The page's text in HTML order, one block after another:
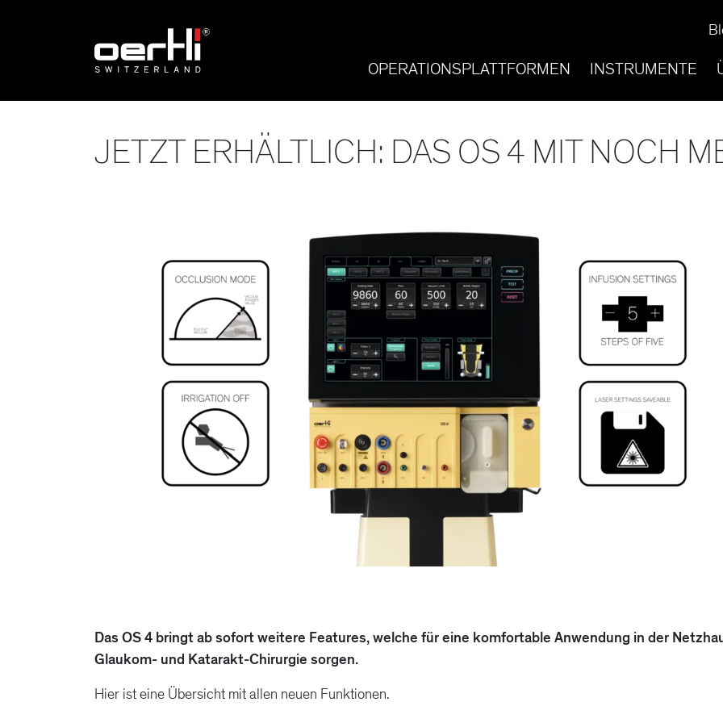
OPERATIONSPLATTFORMEN INSTRUMENTE
JETZT ERHÄLTLICH: DAS OS 4 MIT NOCH
Das OS 4 bringt ab sofort weitere Features, welche für eine komfortable Anwendung in der
Glaukom- und Katarakt-Chirurgie sorgen.
Hier ist eine Übersicht mit allen neuen Funktionen.